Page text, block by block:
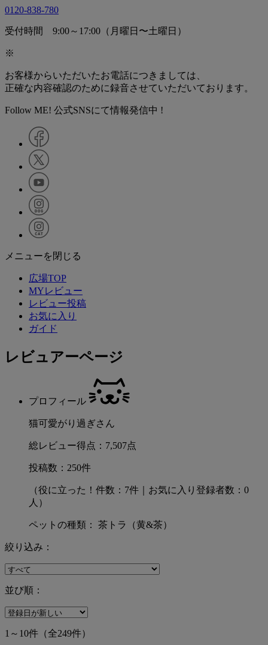
0120-838-780
受付時間 9:00～17:00（月曜日〜土曜日）
※
お客様からいただいたお電話につきましては、
正確な内容確認のために録音させていただいております。
Follow ME! 公式SNSにて情報発信中 !
メニューを閉じる
広場TOP
MYレビュー
レビュー投稿
お気に入り
ガイド
レビュアーページ
プロフィール
猫可愛がり過ぎさん
総レビュー得点：7,507点
投稿数：250件
（役に立った！件数：7件｜お気に入り登録者数：0
人）
ペットの種類： 茶トラ（黄&茶）
絞り込み：
並び順：
1～10件 （全249件）